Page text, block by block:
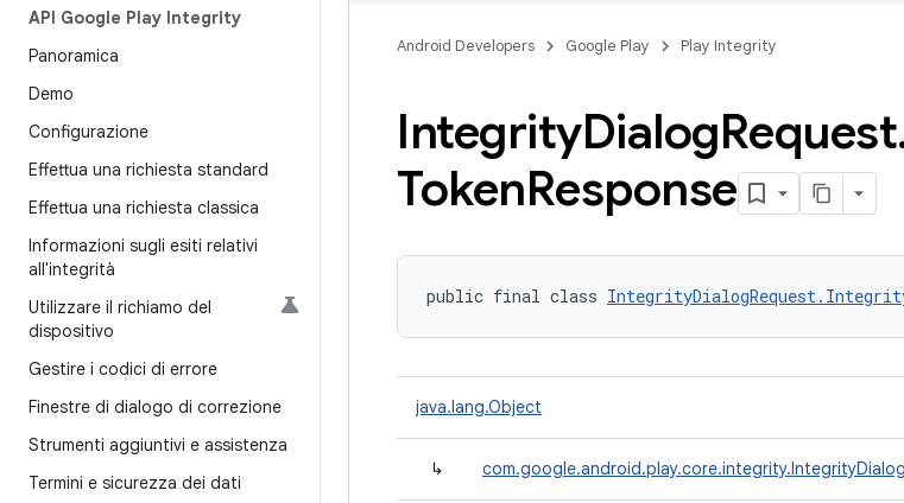
API Google Play Integrity
Panoramica
Demo
Configurazione
Effettua una richiesta standard
Effettua una richiesta classica
Informazioni sugli esiti relativi
all'integrità
Utilizzare il richiamo del
dispositivo
Gestire i codici di errore
Finestre di dialogo di correzione
Strumenti aggiuntivi e assistenza
Termini e sicurezza dei dati
Android Developers Google Play Play Integrity
IntegrityDialogRequest
TokenResponse
public final class
java.lang.Object
↳